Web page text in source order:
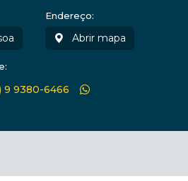
Endereço:
Abrir mapa
9 9380-6466